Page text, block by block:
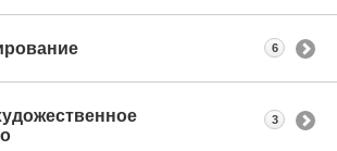
6
3